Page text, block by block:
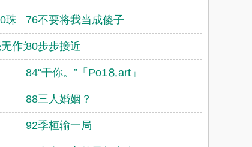
珠 76不要将我当成傻子
作为。
80步步接近
84“干你。”「Рo1⒏аrt」
88三人婚姻？
92季桓输一局